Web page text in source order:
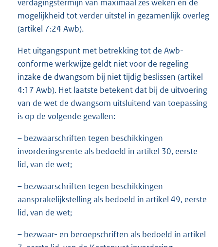
verdagingstermijn van maximaal zes weken en de
mogelijkheid tot verder uitstel in gezamenlijk overleg
(artikel 7:24 Awb).
Het uitgangspunt met betrekking tot de Awb-
conforme werkwijze geldt niet voor de regeling
inzake de dwangsom bij niet tijdig beslissen (artikel
4:17 Awb). Het laatste betekent dat bij de uitvoering
van de wet de dwangsom uitsluitend van toepassing
is op de volgende gevallen:
– bezwaarschriften tegen beschikkingen
invorderingsrente als bedoeld in artikel 30, eerste
lid, van de wet;
– bezwaarschriften tegen beschikkingen
aansprakelijkstelling als bedoeld in artikel 49, eerste
lid, van de wet;
– bezwaar- en beroepschriften als bedoeld in artikel